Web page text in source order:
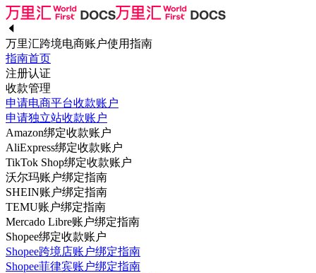
万里汇跨境电商账户使用指南
指南首页
注册认证
收款管理
申请电商平台收款账户
申请独立站收款账户
Amazon绑定收款账户
AliExpress绑定收款账户
TikTok Shop绑定收款账户
沃尔玛账户绑定指南
SHEIN账户绑定指南
TEMU账户绑定指南
Mercado Libre账户绑定指南
Shopee绑定收款账户
Shopee跨境店账户绑定指南
Shopee菲律宾账户绑定指南